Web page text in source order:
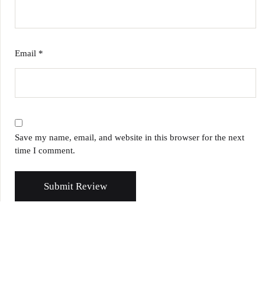
Email *
Save my name, email, and website in this browser for the next
time I comment.
Submit Review